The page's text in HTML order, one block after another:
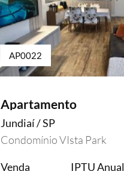
AP0022
Apartamento
Jundiaí / SP
Condomínio VIsta Park
Venda IPTU Anual